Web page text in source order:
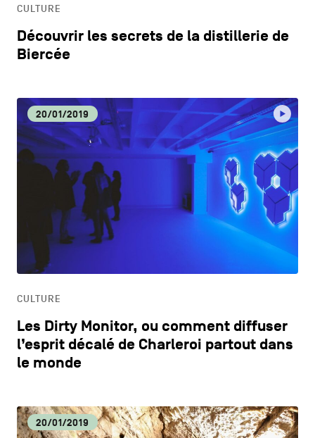
CULTURE
Découvrir les secrets de la distillerie de
Biercée
20/01/2019
CULTURE
Les Dirty Monitor, ou comment diffuser
l’esprit décalé de Charleroi partout dans
le monde
20/01/2019